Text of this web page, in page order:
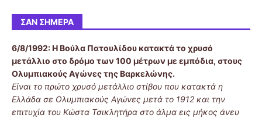
ΣΑΝ ΣΉΜΕΡΑ
6/8/1992:Η Βούλα Πατουλίδου κατακτά το χρυσό
μετάλλιο στο δρόμο των 100 μέτρων με εμπόδια, στους
Ολυμπιακούς Αγώνες της Βαρκελώνης.
Είναι το πρώτο χρυσό μετάλλιο στίβου που κατακτά η
Ελλάδα σε Ολυμπιακούς Αγώνες μετά το 1912 και την
επιτυχία του Κώστα Τσικλητήρα στο άλμα εις μήκος άνευ